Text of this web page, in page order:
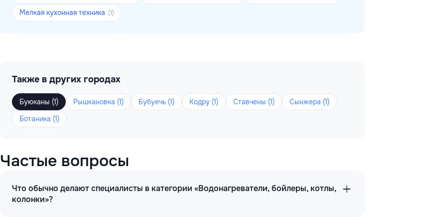
Мелкая кухонная техника (1)
Также в других городах
Буюканы (1) Рышкановка (1) Бубуечь (1) Кодру (1) Ставчены (1)
Сынжера (1)
Ботаника (1)
Частые вопросы
Что обычно делают специалисты в категории «Водонагреватели, бойлеры, котлы,
колонки»?